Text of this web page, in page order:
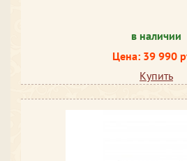
в наличии
Цена: 39 990
Купить